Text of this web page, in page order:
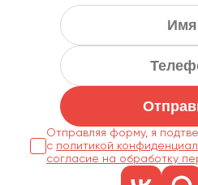
Отправляя форму, я
с политикой
согласие на обработку